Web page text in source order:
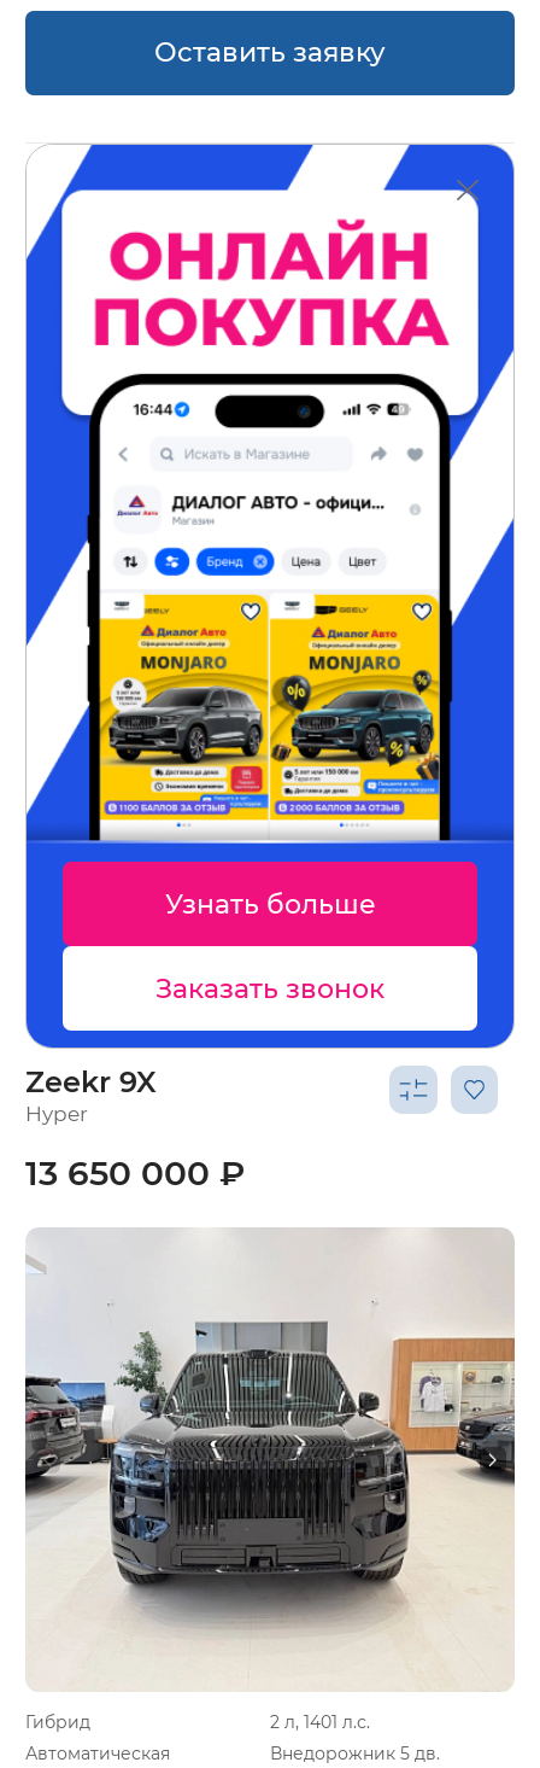
Оставить заявку
Узнать больше
Заказать звонок
Zeekr 9X
Hyper
Гибрид
2 л, 1401 л.с.
Автоматическая
Внедорожник 5 дв.
13 650 000 ₽